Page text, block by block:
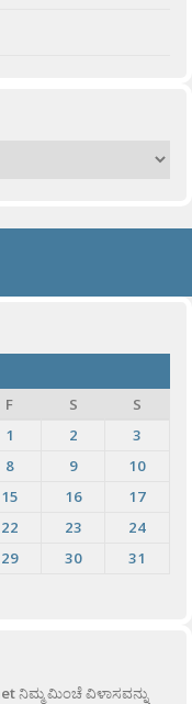
F S
S
1
2
3
8 9
10
15 16
17
22 23
24
29 30
31
ನಿಮ್ಮ ಮಿಂಚೆ ವಿಳಾಸವನ್ನು